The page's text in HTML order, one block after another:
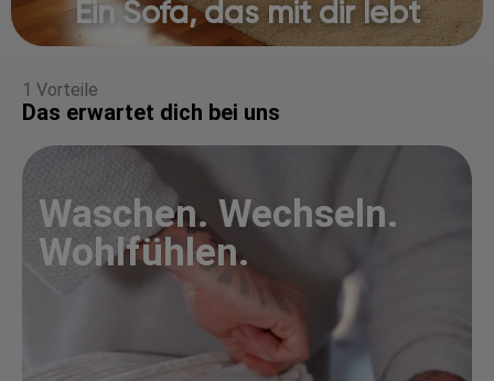
Ein Sofa, das mit dir lebt
1 Vorteile
Das erwartet dich bei uns
Waschen. Wechseln.
Wohlfühlen.